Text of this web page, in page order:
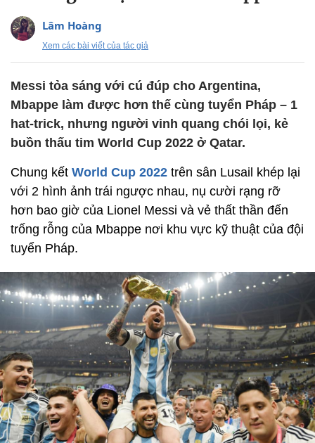
Lâm Hoàng
Xem các bài viết của tác giả
Messi tỏa sáng với cú đúp cho Argentina,
Mbappe làm được hơn thế cùng tuyển Pháp – 1
hat-trick, nhưng người vinh quang chói lọi, kẻ
buồn thấu tim World Cup 2022 ở Qatar.
Chung kết World Cup 2022 trên sân Lusail khép lại
với 2 hình ảnh trái ngược nhau, nụ cười rạng rỡ
hơn bao giờ của Lionel Messi và vẻ thất thần đến
trống rỗng của Mbappe nơi khu vực kỹ thuật của đội
tuyển Pháp.